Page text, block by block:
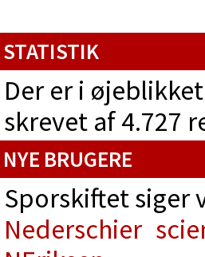
STATISTIK
Der er i
skrevet af 4.727
NYE BRUGERE
Sporskiftet
Nederschier